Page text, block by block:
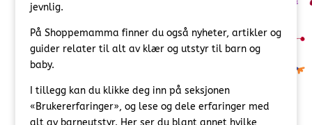
jevnlig.
På Shoppemamma finner du også nyheter, artikler og
guider relater til alt av klær og utstyr til barn og
baby.
I tillegg kan du klikke deg inn på seksjonen
«Brukererfaringer», og lese og dele erfaringer med
alt av barneutstyr. Her ser du blant annet hvilke